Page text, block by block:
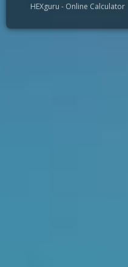
HEXguru - Online Calculator